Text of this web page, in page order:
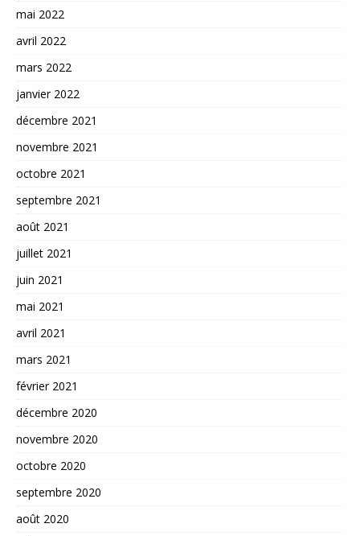
mai 2022
avril 2022
mars 2022
janvier 2022
décembre 2021
novembre 2021
octobre 2021
septembre 2021
août 2021
juillet 2021
juin 2021
mai 2021
avril 2021
mars 2021
février 2021
décembre 2020
novembre 2020
octobre 2020
septembre 2020
août 2020